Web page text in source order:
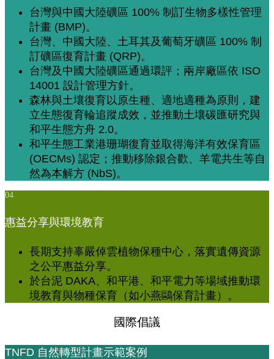
台灣與中國大陸礦區 100% 制訂生物多樣性管理
計畫 (BMP)。
台灣、中國大陸、土耳其及葡萄牙礦區 100% 制
訂礦區復育計畫 (QRP)。
台灣及中國大陸礦區通過環評；兩岸廠區依 ISO
14001 設計管理方針。
森林與土壤復育以原生種、適地適種為原則，建
立生態復育輪追蹤成效，並推動土壤碳匯研究與
和平生態方舟 2.0。
和平生態工業港珊瑚復育並取得海洋有效保育區
(OECMs) 認定；推動移除銀合歡、羊電共生等自
然為本解方 (NbS)。
04
惠益分享與環境教育
長期支持辜嚴倬雲植物保種中心，落實遺傳資源
之公平惠益分享。
於台泥 DAKA、和平港、和平電力等場域推動環
境教育與物種保育（如小燕鷗保育計畫）。
國際倡議
TNFD 自然轉型計畫示範案例